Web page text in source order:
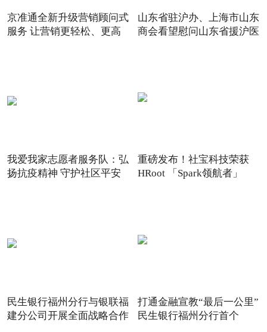
京准通全新升级营销顾问式
服务 让营销更轻松、更高
山东省驻沪办、上海市山东
商会看望慰问山东省援沪医
我爱我家志愿者服务队：弘
扬抗疫精神 守护社区平安
重磅发布！社宝科技荣获
HRoot 「Spark领航者」
民生银行福州分行与银联福
建分公司开展全面战略合作
打通金融宣教“最后一公里”
民生银行福州分行首个